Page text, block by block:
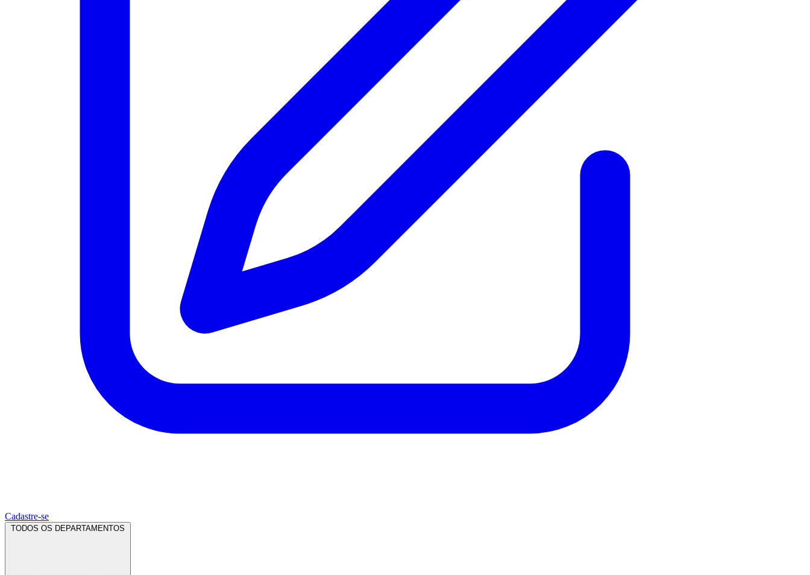
Cadastre-se
TODOS OS DEPARTAMENTOS